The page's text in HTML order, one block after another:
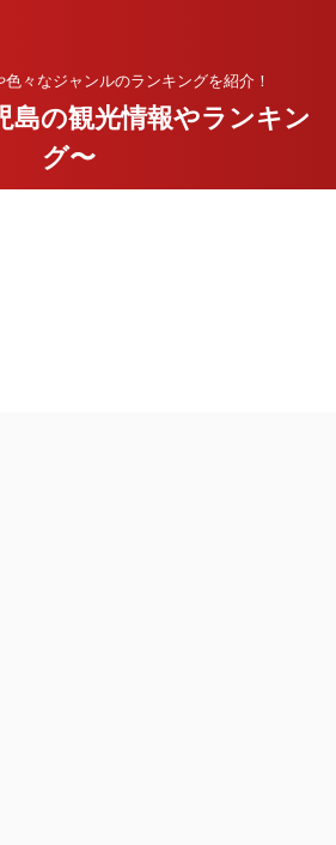
々なジャンルのランキングを紹介！
島の観光情報やランキン
グ〜